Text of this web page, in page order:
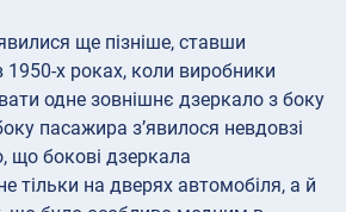
ще пізніше, ставши
х роках, коли виробники
одне зовнішнє дзеркало з боку
пасажира з’явилося невдовзі
що бокові дзеркала
тільки на дверях автомобіля, а й